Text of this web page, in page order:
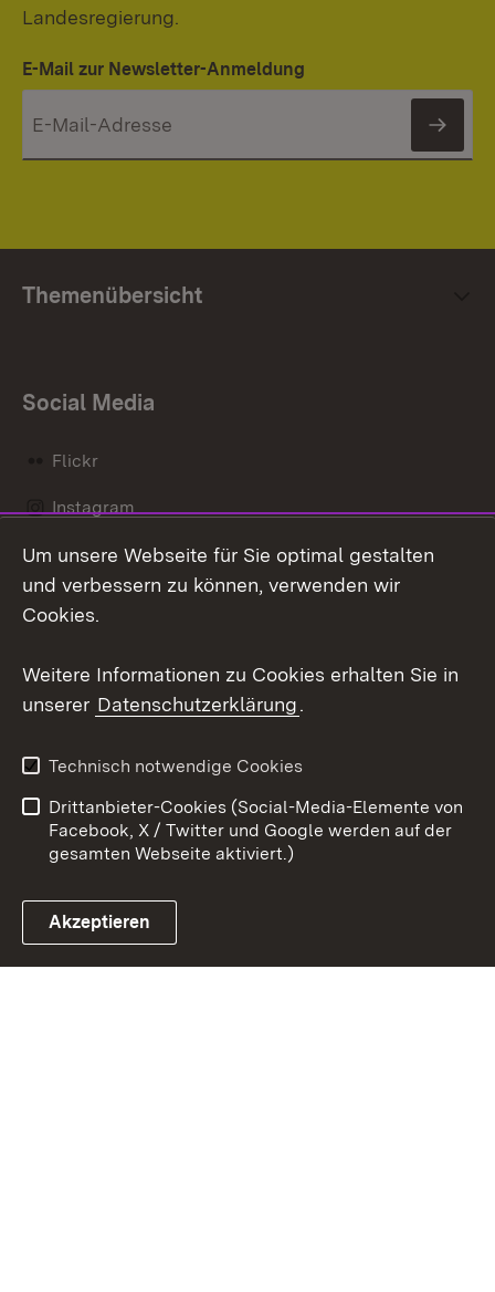
Landesregierung.
E-Mail zur Newsletter-Anmeldung
Themenübersicht
Social Media
Flickr
Instagram
Social Wall
Link zum Landesportal
Barrierefreiheit
Benutzungshinweise
Impressum
Cookies
Um unsere Webseite für Sie optimal gestalten
und verbessern zu können, verwenden wir
Cookies.
Weitere Informationen zu Cookies erhalten Sie in
unserer Datenschutzerklärung.
Technisch notwendige Cookies
Drittanbieter-Cookies (Social-Media-Elemente von
Facebook, X / Twitter und Google werden auf der
gesamten Webseite aktiviert.)
Akzeptieren